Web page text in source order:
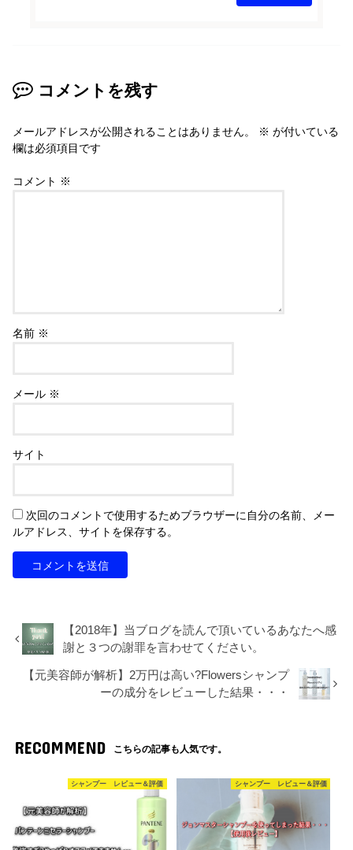
コメントを残す
メールアドレスが公開されることはありません。 ※ が付いている
欄は必須項目です
コメント ※
名前 ※
メール ※
サイト
次回のコメントで使用するためブラウザーに自分の名前、メー
ルアドレス、サイトを保存する。
【2018年】当ブログを読んで頂いているあなたへ感
謝と３つの謝罪を言わせてください。
【元美容師が解析】2万円は高い?Flowersシャンプ
ーの成分をレビューした結果・・・
RECOMMEND こちらの記事も人気です。
シャンプー レビュー＆評価 シャンプー レビュー＆評価